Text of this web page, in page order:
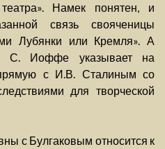
Намек понятен, и
связь свояченицы
Лубянки или Кремля». А
С. Иоффе указывает на
с И.В. Сталиным со
для творческой
с Булгаковым относится к